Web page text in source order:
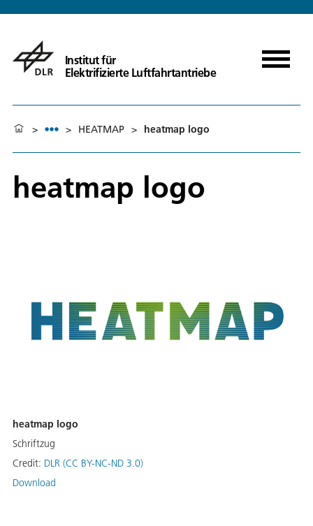
Institut für
Elektrifizierte Luftfahrtantriebe
> > HEATMAP > heatmap logo
heatmap logo
heatmap logo
Schriftzug
Credit: DLR (CC BY-NC-ND 3.0)
Download